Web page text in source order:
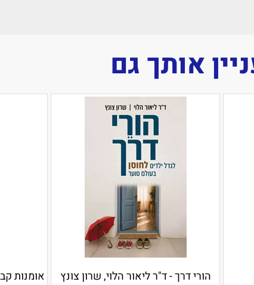
אותך גם
הורי דרך - ד"ר ליאור הלוי, שרון צונץ אומנות